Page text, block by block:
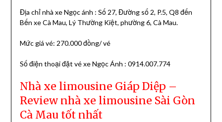
Địa chỉ nhà xe Ngọc ánh : Số 27, Đường số 2, P.5, Q8 đến
Bến xe Cà Mau, Lý Thường Kiệt, phường 6, Cà Mau.
Mức giá vé: 270.000 đồng/ vé
Số điện thoại đặt vé xe Ngọc Ánh : 0914.007.774
Nhà xe limousine Giáp Diệp –
Review nhà xe limousine Sài Gòn
Cà Mau tốt nhất